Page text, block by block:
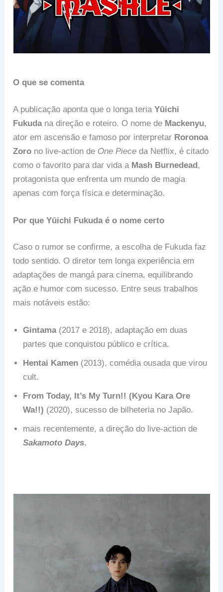
O que se comenta
A publicação aponta que o longa teriaYūichi
Fukudana direção e roteiro. O nome de Mackenyu,
ator em ascensão e famoso por interpretar Roronoa
Zoro no live-action de One Piece da Netflix, é citado
como o favorito para dar vida a Mash Burnedead,
protagonista que enfrenta um mundo de magia
apenas com força física e determinação.
Por que Yūichi Fukuda é o nome certo
Caso o rumor se confirme, a escolha de Fukuda faz
todo sentido. O diretor tem longa experiência em
adaptações de mangá para cinema, equilibrando
ação e humor com sucesso. Entre seus trabalhos
mais notáveis estão:
Gintama(2017 e 2018), adaptação em duas
partes que conquistou público e crítica.
Hentai Kamen (2013), comédia ousada que virou
cult.
From Today, It’s My Turn!! (Kyou Kara Ore
Wa!!) (2020), sucesso de bilheteria no Japão.
mais recentemente, a direção do live-action de
Sakamoto Days.